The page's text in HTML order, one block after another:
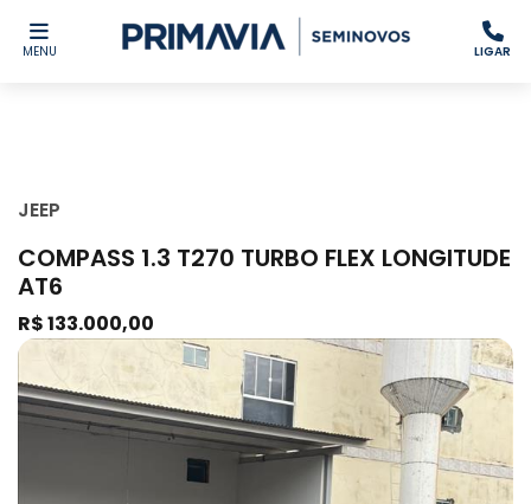
MENU LIGAR
JEEP
COMPASS 1.3 T270 TURBO FLEX LONGITUDE
AT6
R$ 133.000,00